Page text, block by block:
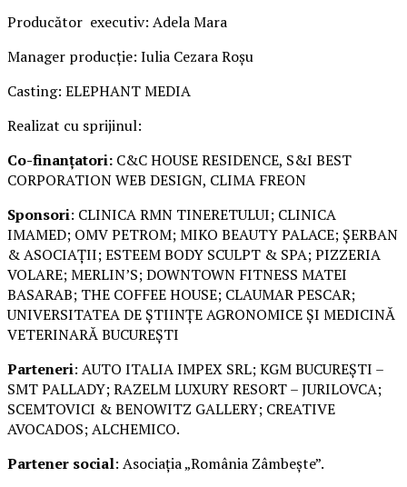
Producător executiv: Adela Mara
Manager producție: Iulia Cezara Roșu
Casting: ELEPHANT MEDIA
Realizat cu sprijinul:
Co-finanțatori: C&C HOUSE RESIDENCE, S&I BEST
CORPORATION WEB DESIGN, CLIMA FREON
Sponsori: CLINICA RMN TINERETULUI; CLINICA
IMAMED; OMV PETROM; MIKO BEAUTY PALACE; ȘERBAN
& ASOCIAȚII; ESTEEM BODY SCULPT & SPA; PIZZERIA
VOLARE; MERLIN’S; DOWNTOWN FITNESS MATEI
BASARAB; THE COFFEE HOUSE; CLAUMAR PESCAR;
UNIVERSITATEA DE ȘTIINȚE AGRONOMICE ȘI MEDICINĂ
VETERINARĂ BUCUREȘTI
Parteneri: AUTO ITALIA IMPEX SRL; KGM BUCUREȘTI –
SMT PALLADY; RAZELM LUXURY RESORT – JURILOVCA;
SCEMTOVICI & BENOWITZ GALLERY; CREATIVE
AVOCADOS; ALCHEMICO.
Partener social: Asociația „România Zâmbește”.